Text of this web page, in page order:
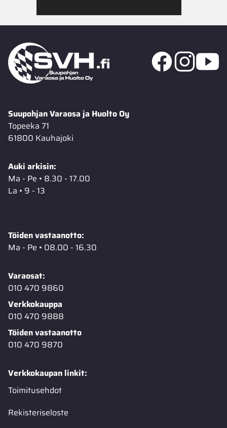
Suupohjan Varaosa ja Huolto Oy
Topeeka 71
61800 Kauhajoki
Auki arkisin:
Ma - Pe • 8.30 - 17.00
La • 9 - 13
Töiden vastaanotto:
Ma - Pe • 08.00 - 16.30
Varaosat:
010 470 9860
Verkkokauppa
010 470 9888
Töiden vastaanotto
010 470 9870
Verkkokaupan linkit:
Toimitusehdot
Rekisteriseloste